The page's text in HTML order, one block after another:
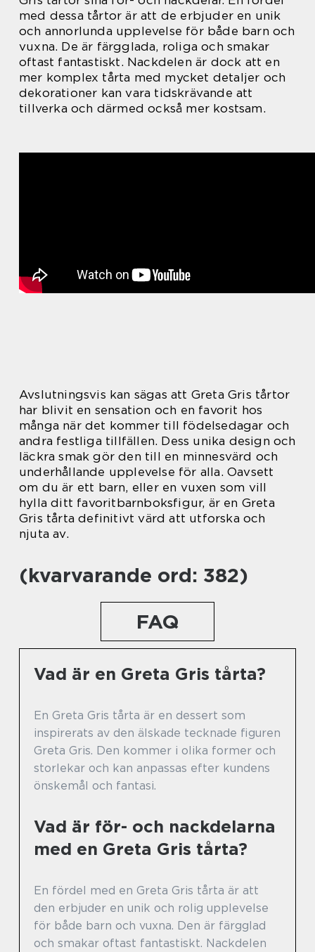
med dessa tårtor är att de erbjuder en unik
och annorlunda upplevelse för både barn och
vuxna. De är färgglada, roliga och smakar
oftast fantastiskt. Nackdelen är dock att en
mer komplex tårta med mycket detaljer och
dekorationer kan vara tidskrävande att
tillverka och därmed också mer kostsam.
Avslutningsvis kan sägas att Greta Gris tårtor
har blivit en sensation och en favorit hos
många när det kommer till födelsedagar och
andra festliga tillfällen. Dess unika design och
läckra smak gör den till en minnesvärd och
underhållande upplevelse för alla. Oavsett
om du är ett barn, eller en vuxen som vill
hylla ditt favoritbarnboksfigur, är en Greta
Gris tårta definitivt värd att utforska och
njuta av.
(kvarvarande ord: 382)
FAQ
Vad är en Greta Gris tårta?
En Greta Gris tårta är en dessert som
inspirerats av den älskade tecknade figuren
Greta Gris. Den kommer i olika former och
storlekar och kan anpassas efter kundens
önskemål och fantasi.
Vad är för- och nackdelarna
med en Greta Gris tårta?
En fördel med en Greta Gris tårta är att
den erbjuder en unik och rolig upplevelse
för både barn och vuxna. Den är färgglad
och smakar oftast fantastiskt. Nackdelen